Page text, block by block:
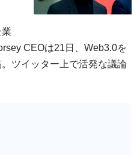
CEOは21日、Web3.0を
ツイッター上で活発な議論